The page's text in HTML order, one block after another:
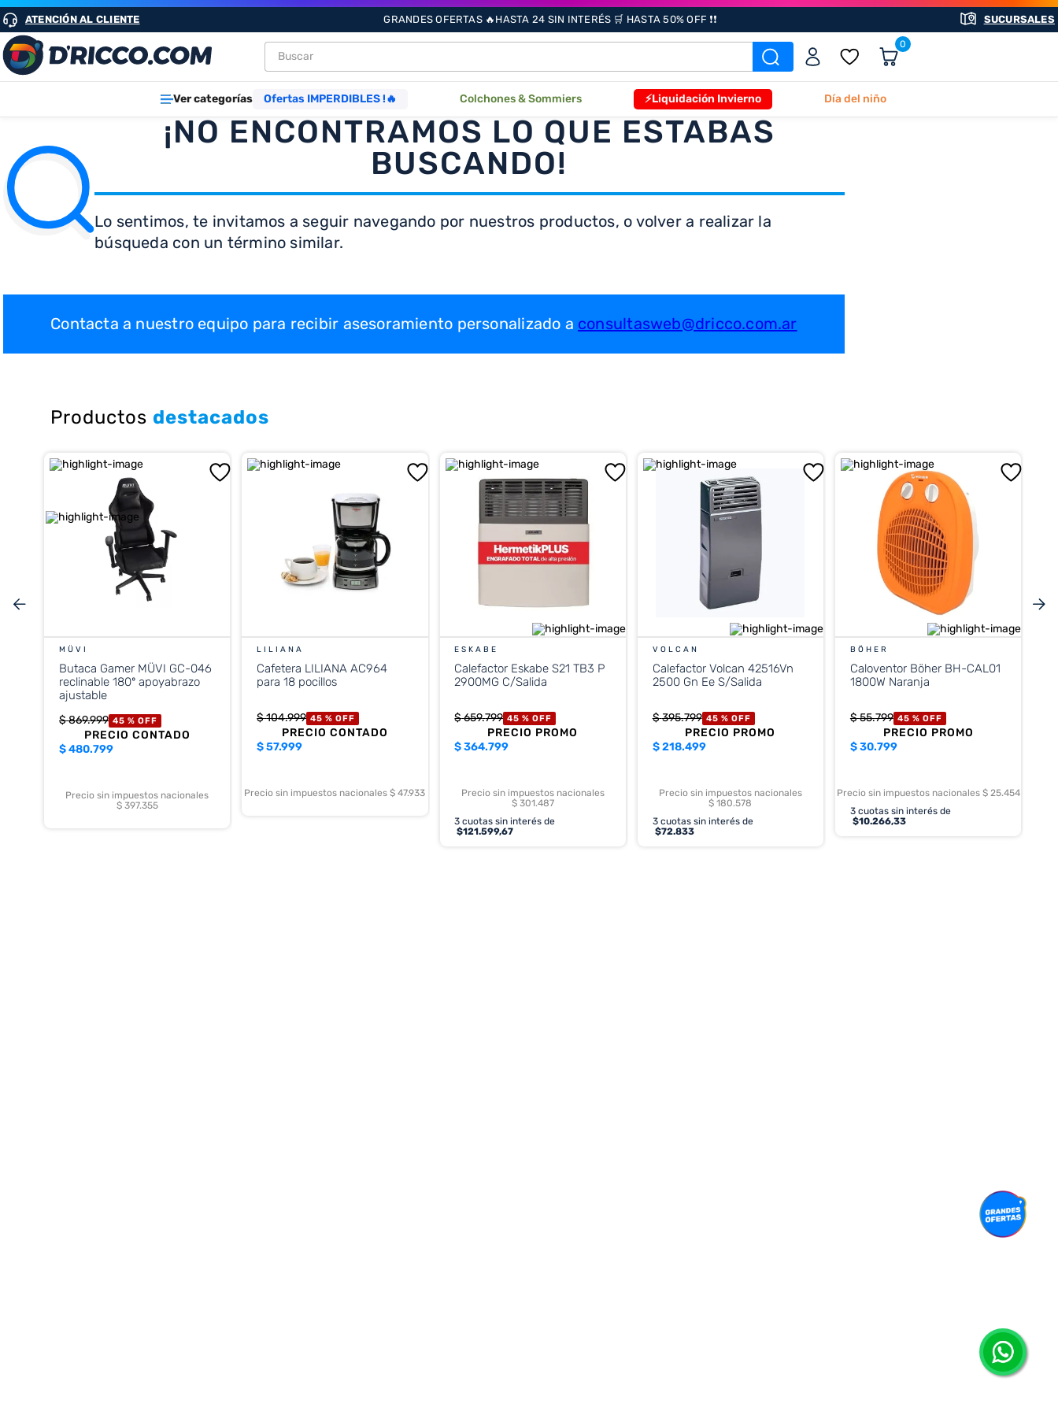
ATENCIÓN AL CLIENTE GRANDES OFERTAS 🔥HASTA 24 SIN INTERÉS 🛒 HASTA 50% OFF ❗❗ SUCURSALES
Buscar 0
Ver categorías Ofertas IMPERDIBLES !🔥 Colchones & Sommiers ⚡Liquidación Invierno Día del niño
¡NO ENCONTRAMOS LO QUE ESTABAS
BUSCANDO!
Lo sentimos, te invitamos a seguir navegando por nuestros productos, o volver a realizar la
búsqueda con un término similar.
Contacta a nuestro equipo para recibir asesoramiento personalizado a consultasweb@dricco.com.ar
Productos destacados
MÜVI
Butaca Gamer MÜVI GC-046
reclinable 180º apoyabrazo
ajustable
$869.999 45 % OFF
PRECIO CONTADO
$480.799
Precio sin impuestos nacionales
$ 397.355
LILIANA
Cafetera LILIANA AC964
para 18 pocillos
$104.999 45 % OFF
PRECIO CONTADO
$57.999
Precio sin impuestos nacionales $ 47.933
ESKABE
Calefactor Eskabe S21 TB3 P
2900MG C/Salida
$659.799 45 % OFF
PRECIO PROMO
$364.799
Precio sin impuestos nacionales
$ 301.487
3 cuotas sin interés de
$121.599,67
VOLCAN
Calefactor Volcan 42516Vn
2500 Gn Ee S/Salida
$395.799 45 % OFF
PRECIO PROMO
$218.499
Precio sin impuestos nacionales
$ 180.578
3cuotas sin interés de
$72.833
BÖHER
Caloventor Böher BH-CAL01
1800W Naranja
$55.799 45 % OFF
PRECIO PROMO
$30.799
Precio sin impuestos nacionales $ 25.454
3cuotas sin interés de
$10.266,33
TÉRMINOS MÁS BUSCADOS
1. heladeras
2. lavarropas
4. cocinas
5 heladera
6